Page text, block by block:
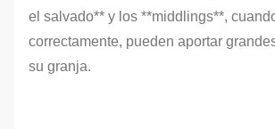
el salvado** y los **middlings**,
correctamente, pueden aportar
su granja.